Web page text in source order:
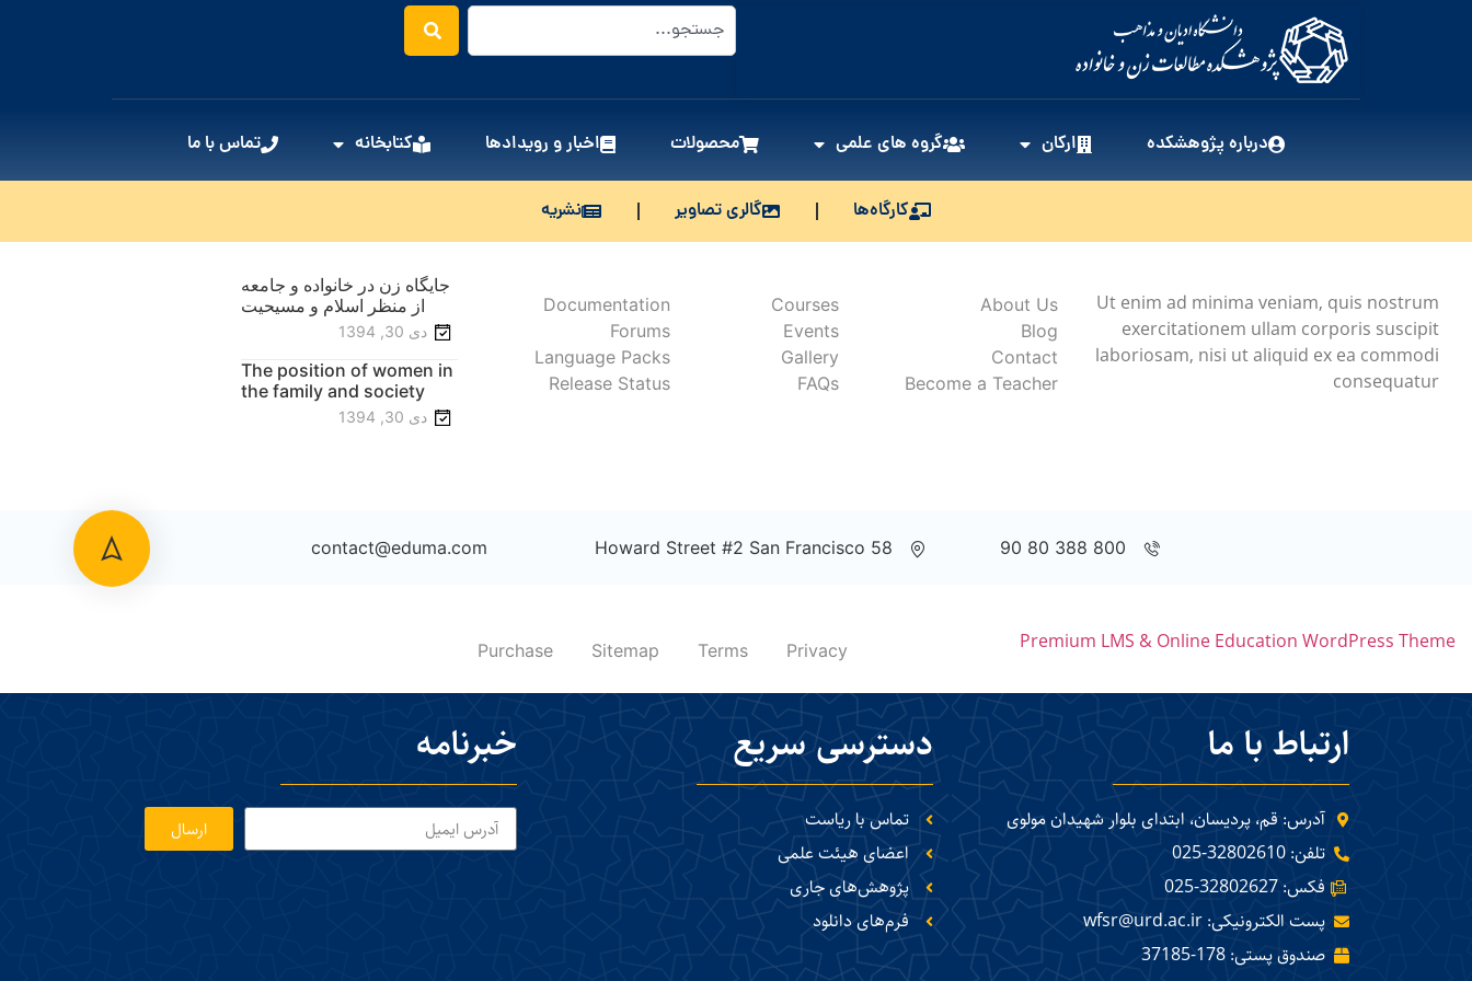
درباره پژوهشکده ارکان گروه های علمی محصولات اخبار و رویدادها کتابخانه تماس با ما
کارگاه‌ها گالری تصاویر نشریه
Ut enim ad minima veniam, quis nostrum
exercitationem ullam corporis suscipit
laboriosam, nisi ut aliquid ex ea commodi
consequatur
About Us
Blog
Contact
Become a Teacher
Courses
Events
Gallery
FAQs
Documentation
Forums
Language Packs
Release Status
جایگاه زن در خانواده و جامعه
از منظر اسلام و مسیحیت
دی 30, 1394
The position of women in
the family and society
from the perspective of
Islam and Christianity
دی 30, 1394
800 388 80 90
58 Howard Street #2 San Francisco
contact@eduma.com
Premium LMS & Online Education WordPress Theme
Privacy
Terms
Sitemap
Purchase
ارتباط با ما
آدرس: قم، پردیسان، ابتدای بلوار شهیدان مولوی
تلفن: 32802610-025
فکس: 32802627-025
پست الکترونیکی: wfsr@urd.ac.ir
صندوق پستی: 178-37185
دسترسی سریع
تماس با ریاست
اعضای هیئت علمی
پژوهش‌های جاری
فرم‌های دانلود
خبرنامه
ارسال